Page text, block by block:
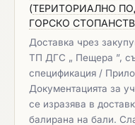
(ТЕРИТОРИАЛНО
ГОРСКО
Доставка чрез
ТП ДГС „ Пещера ”,
спецификация /
Документацията за
се изразява в
балирана на бали.